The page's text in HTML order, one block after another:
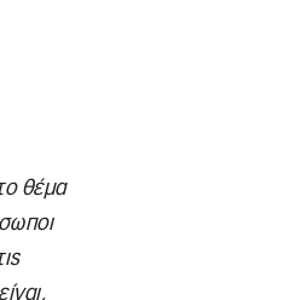
θέμα